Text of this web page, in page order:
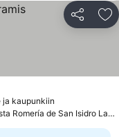
Jaa
ja kaupunkiin
3.1 km kohteesta Romería de San Isidro Labrador